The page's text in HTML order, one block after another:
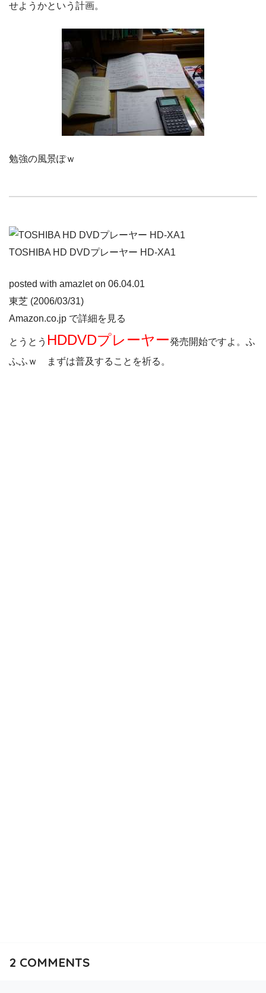
せようかという計画。
勉強の風景ぽｗ
TOSHIBA HD DVDプレーヤー HD-XA1
posted with amazlet on 06.04.01
東芝 (2006/03/31)
Amazon.co.jp で詳細を見る
とうとう HDDVDプレーヤー発売開始ですよ。ふ
ふふｗ まずは普及することを祈る。
2 COMMENTS